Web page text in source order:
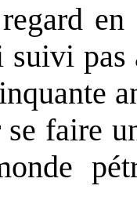
pas
faire